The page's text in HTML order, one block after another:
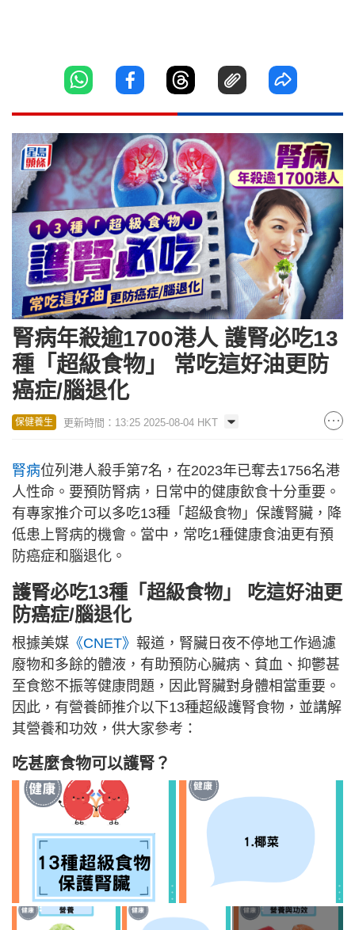
腎病年殺逾1700港人 護腎必吃13
種「超級食物」 常吃這好油更防
癌症/腦退化
保健養生 更新時間：13:25 2025-08-04 HKT
腎病位列港人殺手第7名，在2023年已奪去1756名港
人性命。要預防腎病，日常中的健康飲食十分重要。
有專家推介可以多吃13種「超級食物」保護腎臟，降
低患上腎病的機會。當中，常吃1種健康食油更有預
防癌症和腦退化。
護腎必吃13種「超級食物」 吃這好油更
防癌症/腦退化
根據美媒 《CNET》 報道，腎臟日夜不停地工作過濾
廢物和多餘的體液，有助預防心臟病、貧血、抑鬱甚
至食慾不振等健康問題，因此腎臟對身體相當重要。
因此，有營養師推介以下13種超級護腎食物，並講解
其營養和功效，供大家參考：
吃甚麼食物可以護腎？